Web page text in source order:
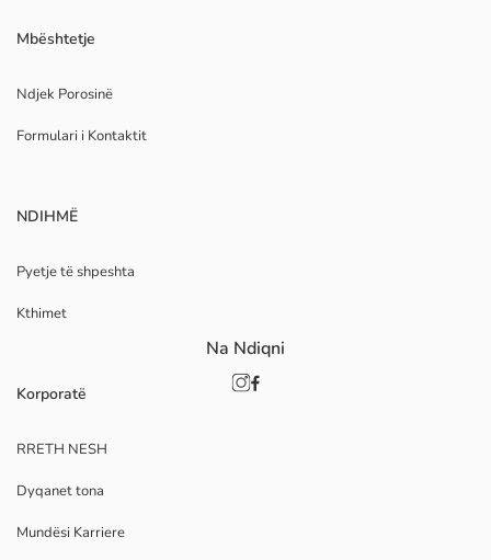
Mbështetje
Ndjek Porosinë
Formulari i Kontaktit
NDIHMË
Pyetje të shpeshta
Kthimet
Korporatë
RRETH NESH
Dyqanet tona
Mundësi Karriere
Na Ndiqni